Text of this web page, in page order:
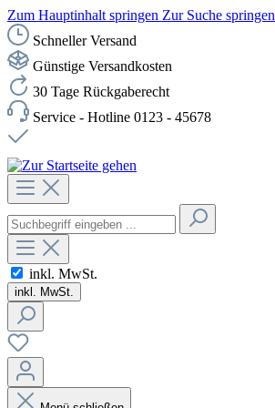
Zum Hauptinhalt springen Zur Suche springen
Schneller Versand
Günstige Versandkosten
30 Tage Rückgaberecht
Service - Hotline 0123 - 45678
inkl. MwSt.
inkl. MwSt.